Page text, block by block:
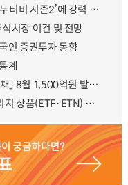
과기정통부, ‘누누티비 시즌2’에 강력 대응 의지 밝혀
시장 여건 및 전망
인 증권투자 동향
계
「개인투자용 국채」 8월 1,500억원 발행 예정
단일종목 레버리지 상품(ETF·ETN) 기본예탁금 강화 조기시행 방안 안내